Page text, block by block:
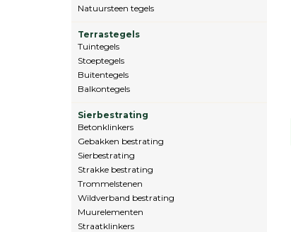
Natuursteen tegels
Terrastegels
Tuintegels
Stoeptegels
Buitentegels
Balkontegels
Sierbestrating
Betonklinkers
Gebakken bestrating
Sierbestrating
Strakke bestrating
Trommelstenen
Wildverband bestrating
Muurelementen
Straatklinkers